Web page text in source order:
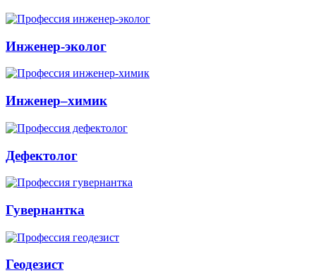
Инженер-эколог
Инженер–химик
Дефектолог
Гувернантка
Геодезист